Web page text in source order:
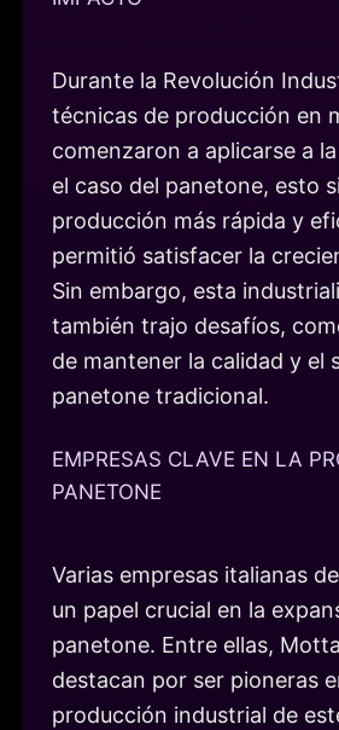
Durante la Revolución
técnicas de producción en
comenzaron a aplicarse a
el caso del panetone, esto
producción más rápida y
permitió satisfacer la
Sin embargo, esta
también trajo desafíos,
de mantener la calidad y el
panetone tradicional.
EMPRESAS CLAVE EN LA
PANETONE
Varias empresas italianas
un papel crucial en la
panetone. Entre ellas,
destacan por ser pioneras
producción industrial de